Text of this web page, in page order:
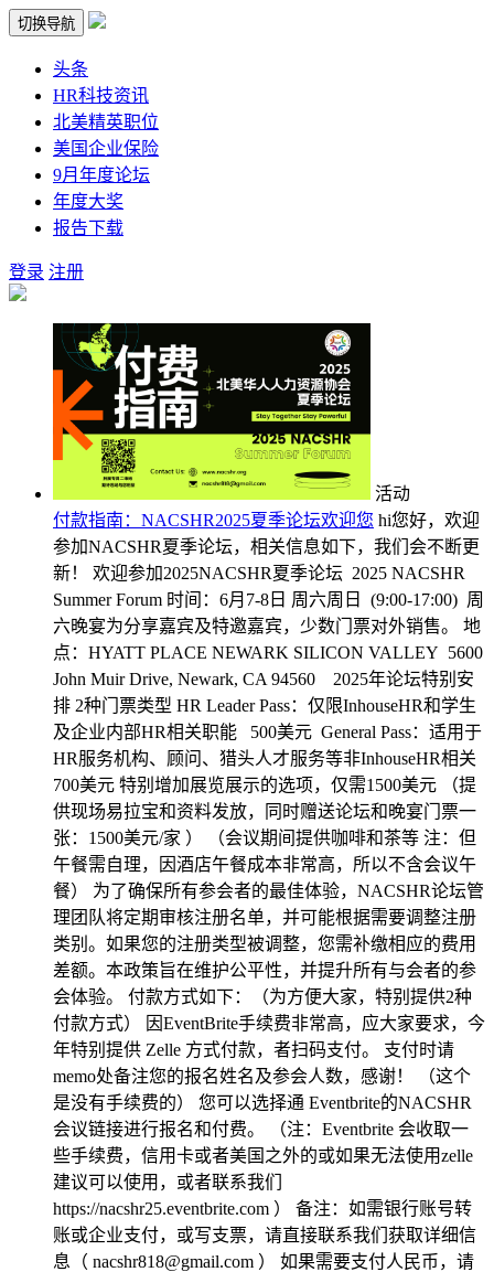
切换导航
头条
HR科技资讯
北美精英职位
美国企业保险
9月年度论坛
年度大奖
报告下载
登录 注册
活动
付款指南：NACSHR2025夏季论坛欢迎您 hi您好，欢迎
参加NACSHR夏季论坛，相关信息如下，我们会不断更
新！ 欢迎参加2025NACSHR夏季论坛 2025 NACSHR
Summer Forum 时间：6月7-8日 周六周日 (9:00-17:00) 周
六晚宴为分享嘉宾及特邀嘉宾，少数门票对外销售。 地
点：HYATT PLACE NEWARK SILICON VALLEY 5600
John Muir Drive, Newark, CA 94560 2025年论坛特别安
排 2种门票类型 HR Leader Pass：仅限InhouseHR和学生
及企业内部HR相关职能 500美元 General Pass：适用于
HR服务机构、顾问、猎头人才服务等非InhouseHR相关
700美元 特别增加展览展示的选项，仅需1500美元 （提
供现场易拉宝和资料发放，同时赠送论坛和晚宴门票一
张：1500美元/家 ） （会议期间提供咖啡和茶等 注：但
午餐需自理，因酒店午餐成本非常高，所以不含会议午
餐） 为了确保所有参会者的最佳体验，NACSHR论坛管
理团队将定期审核注册名单，并可能根据需要调整注册
类别。如果您的注册类型被调整，您需补缴相应的费用
差额。本政策旨在维护公平性，并提升所有与会者的参
会体验。 付款方式如下：（为方便大家，特别提供2种
付款方式） 因EventBrite手续费非常高，应大家要求，今
年特别提供 Zelle 方式付款，者扫码支付。 支付时请
memo处备注您的报名姓名及参会人数，感谢！ （这个
是没有手续费的） 您可以选择通 Eventbrite的NACSHR
会议链接进行报名和付费。 （注：Eventbrite 会收取一
些手续费，信用卡或者美国之外的或如果无法使用zelle
建议可以使用，或者联系我们
https://nacshr25.eventbrite.com ） 备注：如需银行账号转
账或企业支付，或写支票，请直接联系我们获取详细信
息（ nacshr818@gmail.com ） 如果需要支付人民币，请